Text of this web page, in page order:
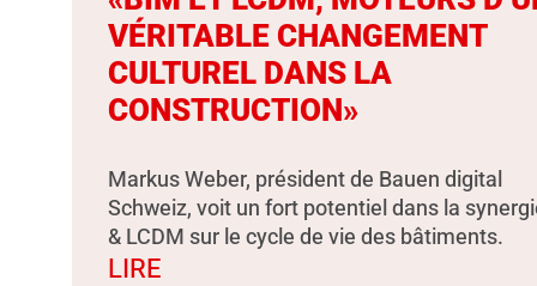
VÉRITABLE CHANGEMENT
CULTUREL DANS LA
CONSTRUCTION»
Markus Weber, président de Bauen digital
Schweiz, voit un fort potentiel dans la
& LCDM sur le cycle de vie des bâtiments.
LIRE